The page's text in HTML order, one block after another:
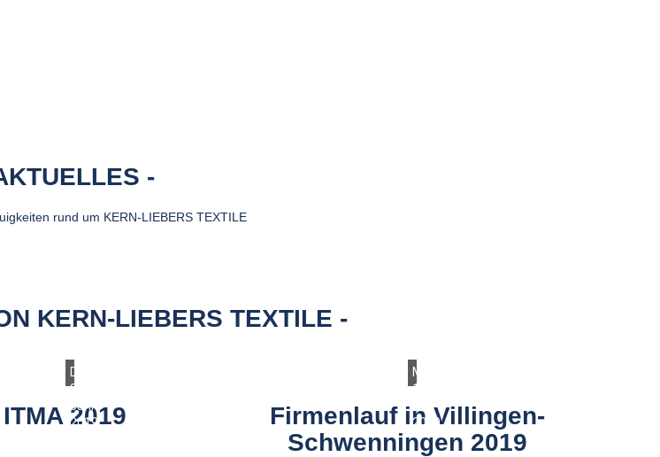
rund um KERN-LIEBERS TEXTILE
KERN-LIEBERS TEXTILE
Donnerstag,
27.
Juni
2019
ITMA 2019
Montag,
13.
2019
Firmenlauf in Villingen-
Schwenningen 2019